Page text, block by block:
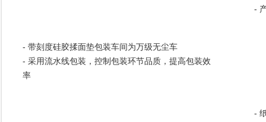
-
- 带刻度硅胶揉面垫包装车间为万级无尘车
- 采用流水线包装，控制包装环节品质，提高包装效
率
-